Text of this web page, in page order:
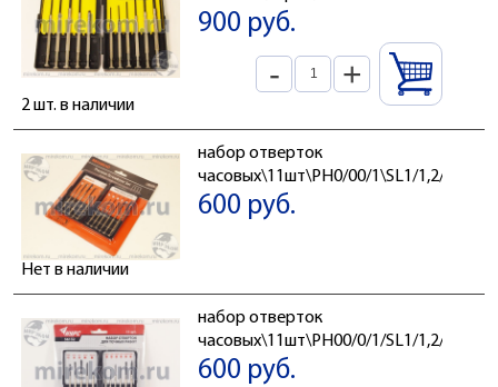
900 руб.
- +
2 шт. в наличии
набор отверток
часовых\11шт\PH0/00/1\SL1/1,2/1,4/-
600 руб.
Нет в наличии
набор отверток
часовых\11шт\PH00/0/1/SL1/1,2/1,4/1
600 руб.